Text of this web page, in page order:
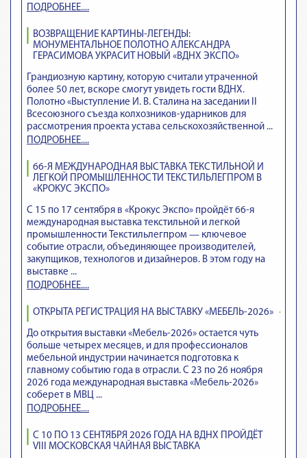
ПОДРОБНЕЕ....
ВОЗВРАЩЕНИЕ КАРТИНЫ-ЛЕГЕНДЫ:
МОНУМЕНТАЛЬНОЕ ПОЛОТНО АЛЕКСАНДРА
ГЕРАСИМОВА УКРАСИТ НОВЫЙ «ВДНХ ЭКСПО»
Грандиозную картину, которую считали утраченной
более 50 лет, вскоре смогут увидеть гости ВДНХ.
Полотно «Выступление И. В. Сталина на заседании II
Всесоюзного съезда колхозников-ударников для
рассмотрения проекта устава сельскохозяйственной ...
ПОДРОБНЕЕ....
66-Я МЕЖДУНАРОДНАЯ ВЫСТАВКА ТЕКСТИЛЬНОЙ И
ЛЕГКОЙ ПРОМЫШЛЕННОСТИ ТЕКСТИЛЬЛЕГПРОМ В
«КРОКУС ЭКСПО»
С 15 по 17 сентября в «Крокус Экспо» пройдёт 66-я
международная выставка текстильной и легкой
промышленности Текстильлегпром — ключевое
событие отрасли, объединяющее производителей,
закупщиков, технологов и дизайнеров. В этом году на
выставке ...
ПОДРОБНЕЕ....
ОТКРЫТА РЕГИСТРАЦИЯ НА ВЫСТАВКУ «МЕБЕЛЬ-2026»
До открытия выставки «Мебель-2026» остается чуть
больше четырех месяцев, и для профессионалов
мебельной индустрии начинается подготовка к
главному событию года в отрасли. С 23 по 26 ноября
2026 года международная выставка «Мебель-2026»
соберет в МВЦ ...
ПОДРОБНЕЕ....
С 10 ПО 13 СЕНТЯБРЯ 2026 ГОДА НА ВДНХ ПРОЙДЁТ
VIII МОСКОВСКАЯ ЧАЙНАЯ ВЫСТАВКА